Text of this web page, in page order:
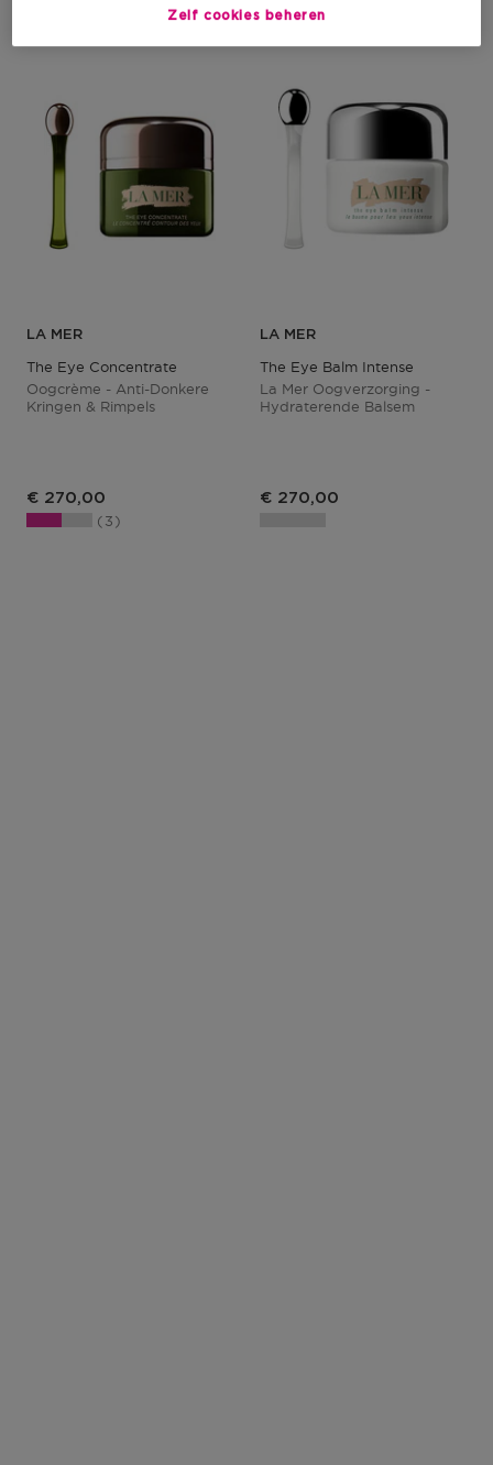
LA MER
The Eye Concentrate
Oogcrème - Anti-Donkere
Kringen & Rimpels
€ 270,00
3
LA MER
The Eye Balm Intense
La Mer Oogverzorging -
Hydraterende Balsem
€ 270,00
Zelf cookies beheren